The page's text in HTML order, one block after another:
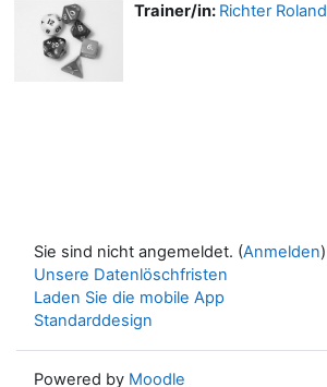
Trainer/in: Richter Roland
Sie sind nicht angemeldet. (Anmelden)
Unsere Datenlöschfristen
Laden Sie die mobile App
Standarddesign
Powered by Moodle